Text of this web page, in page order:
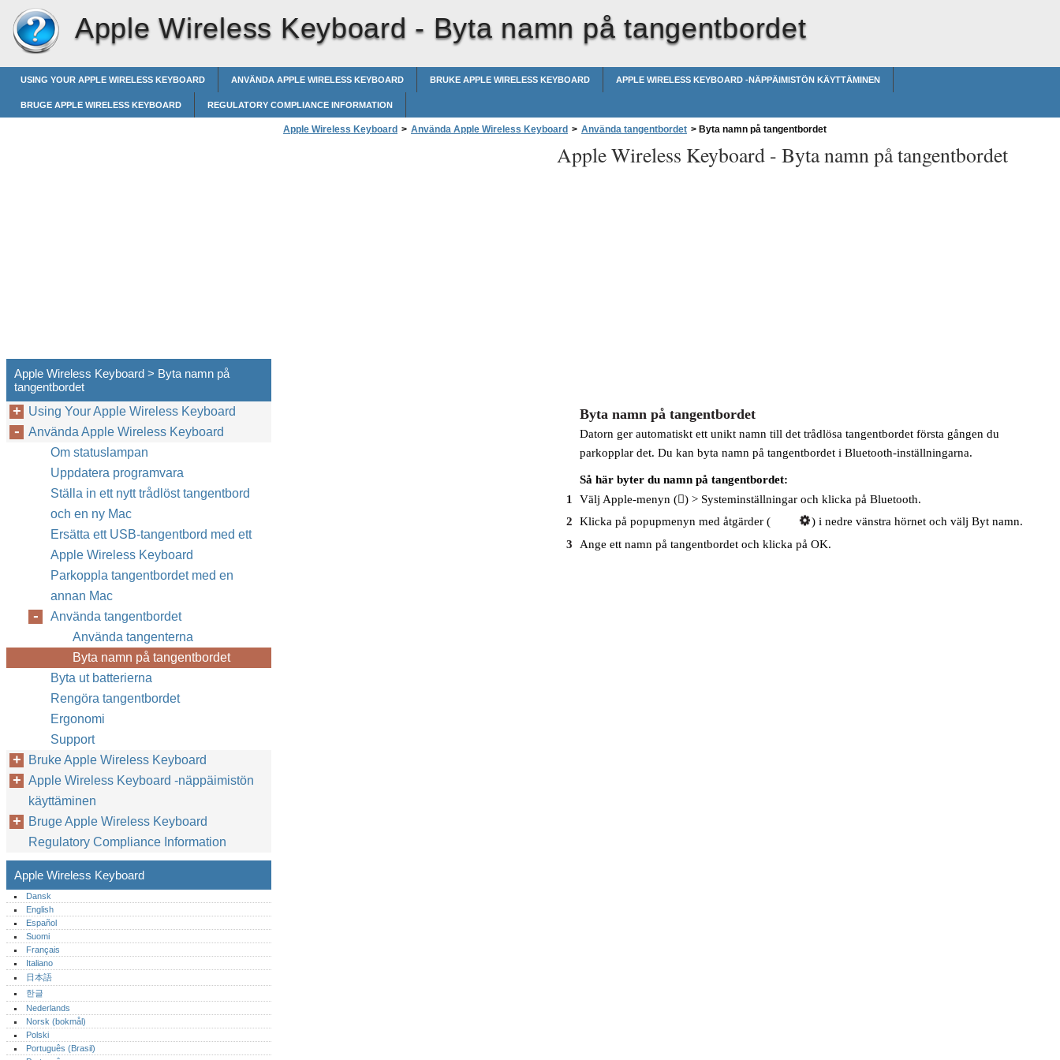
Apple Wireless Keyboard - Byta namn på tangentbordet
USING YOUR APPLE WIRELESS KEYBOARD ANVÄNDA APPLE WIRELESS KEYBOARD BRUKE APPLE WIRELESS KEYBOARD APPLE WIRELESS KEYBOARD -NÄPPÄIMISTÖN KÄYTTÄMINEN
BRUGE APPLE WIRELESS KEYBOARD REGULATORY COMPLIANCE INFORMATION
Apple Wireless Keyboard > Använda Apple Wireless Keyboard > Använda tangentbordet > Byta namn på tangentbordet
Apple Wireless Keyboard - Byta namn på tangentbordet
Byta namn på tangentbordet
Datorn ger automatiskt ett unikt namn till det trådlösa tangentbordet första gången du
parkopplar det. Du kan byta namn på tangentbordet i Bluetooth-inställningarna.
Så här byter du namn på tangentbordet:
1
Välj Apple-menyn () > Systeminställningar och klicka på Bluetooth.
2
Klicka på popupmenyn med åtgärder (
) i nedre vänstra hörnet och välj Byt namn.
3
Ange ett namn på tangentbordet och klicka på OK.
Apple Wireless Keyboard > Byta namn på
tangentbordet
Using Your Apple Wireless Keyboard
Använda Apple Wireless Keyboard
Om statuslampan
Uppdatera programvara
Ställa in ett nytt trådlöst tangentbord
och en ny Mac
Ersätta ett USB-tangentbord med ett
Apple Wireless Keyboard
Parkoppla tangentbordet med en
annan Mac
Använda tangentbordet
Använda tangenterna
Byta namn på tangentbordet
Byta ut batterierna
Rengöra tangentbordet
Ergonomi
Support
Bruke Apple Wireless Keyboard
Apple Wireless Keyboard -näppäimistön
käyttäminen
Bruge Apple Wireless Keyboard
Regulatory Compliance Information
Apple Wireless Keyboard
Dansk
English
Español
Suomi
Français
Italiano
日本語
한글
Nederlands
Norsk (bokmål)‎
Polski
Português (Brasil)